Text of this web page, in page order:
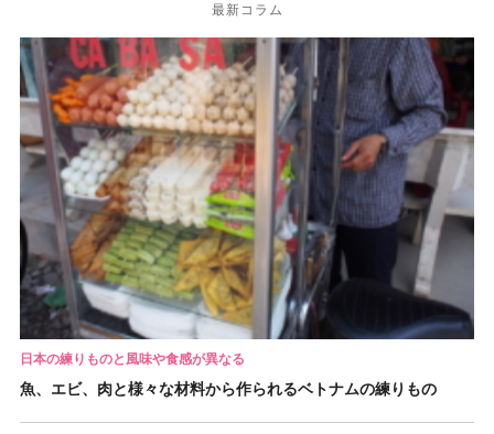
最新コラム
日本の練りものと風味や食感が異なる
魚、エビ、肉と様々な材料から作られるベトナムの練りもの